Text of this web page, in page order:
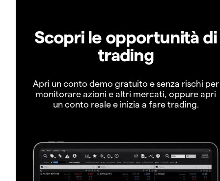
Scopri le opportunità di
trading
Apri un conto demo gratuito e senza rischi per
monitorare azioni e altri mercati, oppure apri
un conto reale e inizia a fare trading.